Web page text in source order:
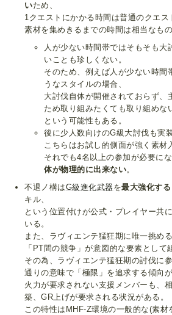
いため、
1クエストにかかる時間は普通のクエ
素材を集めきるまでの時間は相当なもの
人が少ない時間帯ではそもそも大
いことも珍しくない。
そのため、例えば人が少ない時間
うなスタイルの場合、
大討伐自体が開催されておらず、
ため取り組みたくても取り組めな
という可能性もある。
後に少人数向けのG級大討伐も実
こちらはお試し的側面が強く素材
それでも4名以上の参加が必要に
体が物理的に出来ない。
不退ノ構はG級進化武器 を最大強化す
キル、
という位置付けが公式・プレイヤー共
いる。
また、ラヴィエンテ猛狂期に唯一挑め
「PT間の競争」が意図的な要素として
その為、ラヴィエンテ猛狂期の討伐に
通りの意味で「極限」を追求する傾向が
火力が要求されない支援メンバーも、
築、GR上げが要求される状況がある。
この特性はMHF-Z環境の一般的な(素材